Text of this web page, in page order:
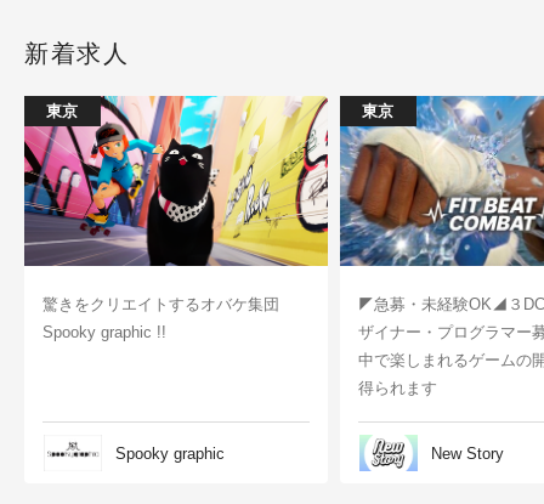
新着求人
東京
驚きをクリエイトするオバケ集団
Spooky graphic !!
Spooky graphic
東京
◤急募・未経験OK◢３
ザイナー・プログラマー
中で楽しまれるゲームの
得られます
New Story